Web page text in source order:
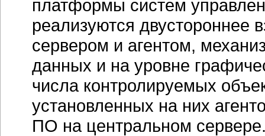
платформы систем
реализуются двустороннее
сервером и агентом,
данных и на уровне
числа контролируемых
установленных на них
ПО на центральном